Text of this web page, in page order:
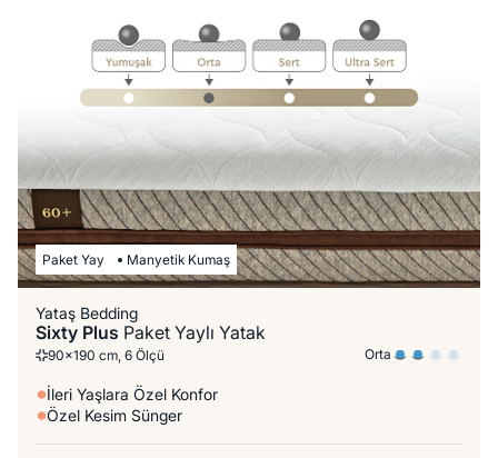
Paket Yay Manyetik Kumaş
Yataş Bedding
Sixty Plus Paket Yaylı Yatak
90x190 cm, 6 Ölçü Orta
İleri Yaşlara Özel Konfor
Özel Kesim Sünger